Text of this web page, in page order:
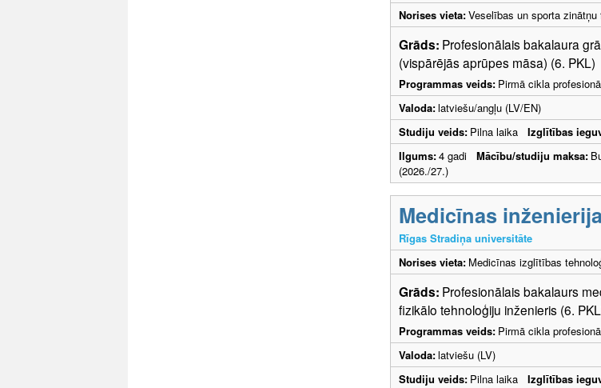
Norises vieta:Veselības un sporta zinātņu
Grāds: Profesionālais bakalaura
(vispārējās aprūpes māsa) (6. PKL)
Programmas veids: Pirmā cikla
Valoda:latviešu/angļu (LV/EN)
Studiju veids: Pilna laika Izglītības
Ilgums:4 gadi Mācību/studiju maksa:
(2026./27.)
Medicīnas
Rīgas Stradiņa universitāte
Norises vieta: Medicīnas izglītības
Grāds: Profesionālais bakalaurs
fizikālo tehnoloģiju inženieris (6.
Programmas veids: Pirmā cikla
Valoda:latviešu (LV)
Studiju veids: Pilna laika Izglītības